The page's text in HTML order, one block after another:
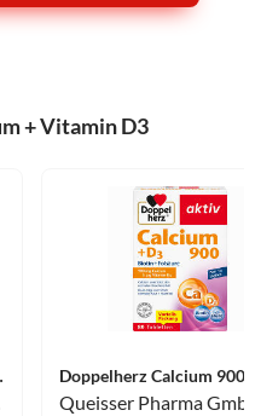
+ Vitamin D3
Stück